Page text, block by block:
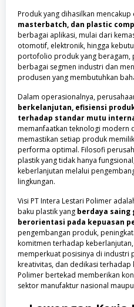
Produk yang dihasilkan mencakup
masterbatch, dan plastic
berbagai aplikasi, mulai dari
otomotif, elektronik, hingga
portofolio produk yang beragam,
berbagai segmen industri dan
produsen yang membutuhkan
Dalam operasionalnya,
berkelanjutan, efisiensi
terhadap standar mutu
memanfaatkan teknologi modern
memastikan setiap produk
performa optimal. Filosofi
plastik yang tidak hanya
keberlanjutan melalui
lingkungan.
Visi PT Intera Lestari Polimer
baku plastik yang berdaya saing
berorientasi pada kepuasan
pengembangan produk,
komitmen terhadap
memperkuat posisinya di industri
kreativitas, dan dedikasi terhadap
Polimer bertekad memberikan
sektor manufaktur nasional